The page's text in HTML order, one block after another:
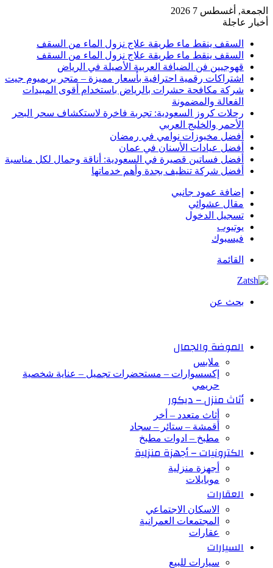
الجمعة, أغسطس 7 2026
أخبار عاجلة
السقف ينقط ماء طريقة علاج نزول الماء من السقف
السقف ينقط ماء طريقة علاج نزول الماء من السقف
قهوجيين فن الضيافة العربية الأصيلة في الرياض
اشتراكات رقمية احترافية بأسعار مميزة – متجر بريميوم جيت
شركة مكافحة حشرات بالرياض باستخدام أقوى المبيدات
الفعالة والمضمونة
رحلات كروز السعودية: تجربة فاخرة لاستكشاف سحر البحر
الأحمر والخليج العربي
أفضل مخبوزات نوامي في رمضان
أفضل عيادات الأسنان في عمان
أفضل فساتين قصيرة في السعودية: أناقة وجمال لكل مناسبة
أفضل شركة تنظيف بجدة وأهم خدماتها
إضافة عمود جانبي
مقال عشوائي
تسجيل الدخول
يوتيوب
فيسبوك
القائمة
بحث عن
الموضة والجمال
ملابس
إكسسوارات – مستحضرات تجميل – عناية شخصية
حريمي
أثاث منزل – ديكور
أثاث متعدد – أخر
أقمشة – ستائر – سجاد
مطبخ – ادوات مطبخ
الكترونيات – أجهزة منزلية
أجهزة منزلية
موبايلات
العقارات
الاسكان الاجتماعي
المجتمعات العمرانية
عقارات
السيارات
سيارات للبيع